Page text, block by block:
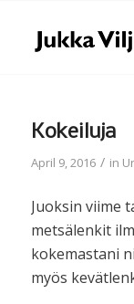
Kokeiluja
April 9, 2016 / in
Juoksin viime
metsälenkit
kokemastani
myös